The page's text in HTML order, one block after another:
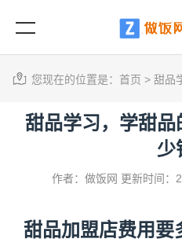
您现在的位置是： 首页 > 甜品
甜品学习，学甜
少
作者：做饭网 更新时间：
甜品加盟店费用要